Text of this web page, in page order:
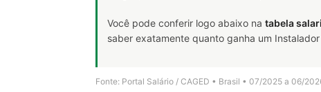
Você pode conferir logo abaixo na tabela
saber exatamente quanto ganha um
Fonte: Portal Salário / CAGED • Brasil • 07/2025 a 06/